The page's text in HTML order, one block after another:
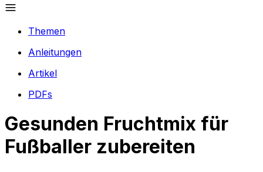
Themen
Anleitungen
Artikel
PDFs
Gesunden Fruchtmix für
Fußballer zubereiten